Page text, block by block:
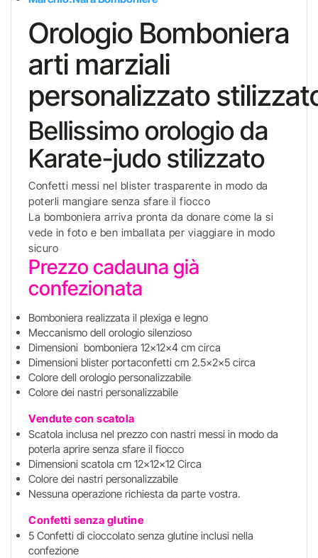
Orologio Bomboniera
arti marziali
personalizzato
Bellissimo orologio da
Karate-judo stilizzato
Confetti messi nel blister trasparente in modo da
poterli mangiare senza sfare il fiocco
La bomboniera arriva pronta da donare come la si
vede in foto e ben imballata per viaggiare in modo
sicuro
Prezzo cadauna già
confezionata
Bomboniera realizzata il plexiga e legno
Meccanismo dell orologio silenzioso
Dimensioni bomboniera 12x12x4 cm circa
Dimensioni blister portaconfetti cm 2.5x2x5 circa
Colore dell orologio personalizzabile
Colore dei nastri personalizzabile
Vendute con scatola
Scatola inclusa nel prezzo con nastri messi in modo da
poterla aprire senza sfare il fiocco
Dimensioni scatola cm 12x12x12 Circa
Colore dei nastri personalizzabile
Nessuna operazione richiesta da parte vostra.
Confetti senza glutine
5 Confetti di cioccolato senza glutine inclusi nella
confezione